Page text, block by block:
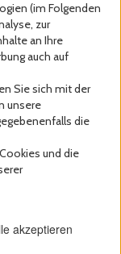
(im Folgenden
zur
an Ihre
auch auf
Sie sich mit der
unsere
die
und die
akzeptieren